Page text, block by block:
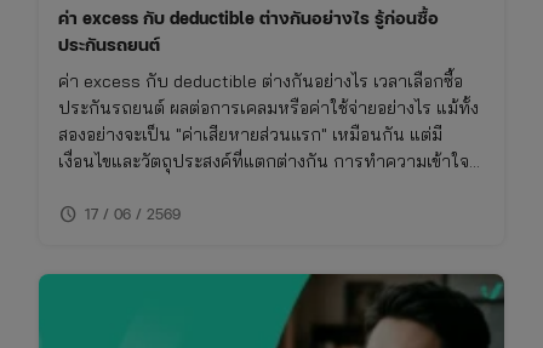
ค่า excess กับ deductible ต่างกันอย่างไร รู้ก่อนซื้อ
ประกันรถยนต์
ค่า excess กับ deductible ต่างกันอย่างไร เวลาเลือกซื้อ
ประกันรถยนต์ ผลต่อการเคลมหรือค่าใช้จ่ายอย่างไร แม้ทั้ง
สองอย่างจะเป็น "ค่าเสียหายส่วนแรก" เหมือนกัน แต่มี
เงื่อนไขและวัตถุประสงค์ที่แตกต่างกัน การทำความเข้าใจ
ไม่พลาดย้อนหลัง
schedule 17 / 06 / 2569